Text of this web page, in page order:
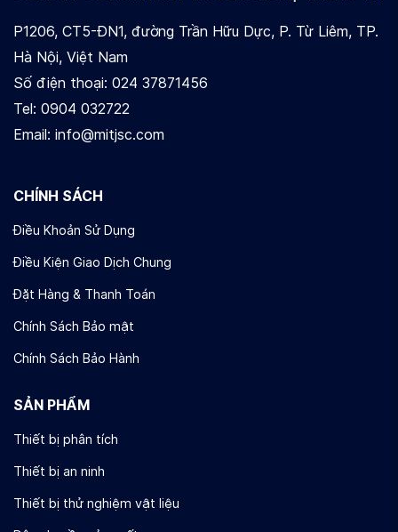
P1206, CT5-ĐN1, đường Trần Hữu Dực, P. Từ Liêm, TP.
Hà Nội, Việt Nam
Số điện thoại: 024 37871456
Tel: 0904 032722
Email: info@mitjsc.com
CHÍNH SÁCH
Điều Khoản Sử Dụng
Điều Kiện Giao Dịch Chung
Đặt Hàng & Thanh Toán
Chính Sách Bảo mật
Chính Sách Bảo Hành​
SẢN PHẨM
Thiết bị phân tích
Thiết bị an ninh
Thiết bị thử nghiệm vật liệu